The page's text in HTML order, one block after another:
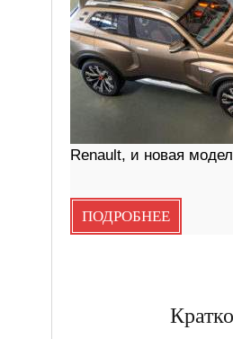
Renault, и новая
ПОДРОБНЕЕ